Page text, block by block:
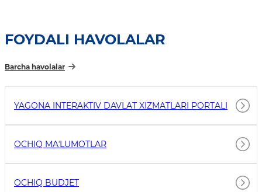
FOYDALI HAVOLALAR
Barcha havolalar
YAGONA INTERAKTIV DAVLAT XIZMATLARI PORTALI
OCHIQ MAʼLUMOTLAR
OCHIQ BUDJET